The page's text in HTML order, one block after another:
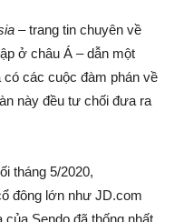
– trang tin chuyên về
ở châu Á – dẫn một
có các cuộc đàm phán về
này đều tư chối đưa ra
tháng 5/2020,
đông lớn như JD.com